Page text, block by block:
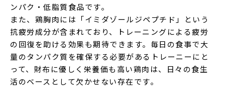
ンパク・低脂質食品です。
また、鶏胸肉には「イミダゾールジペプチド」という
抗疲労成分が含まれており、トレーニングによる疲労
の回復を助ける効果も期待できます。毎日の食事で大
量のタンパク質を確保する必要があるトレーニーにと
って、財布に優しく栄養価も高い鶏肉は、日々の食生
活のベースとして欠かせない存在です。